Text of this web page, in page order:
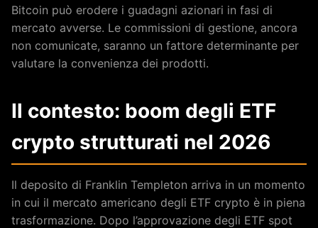
Bitcoin può erodere i guadagni azionari in fasi di
mercato avverse. Le commissioni di gestione, ancora
non comunicate, saranno un fattore determinante per
valutare la convenienza dei prodotti.
Il contesto: boom degli ETF
crypto strutturati nel 2026
Il deposito di Franklin Templeton arriva in un momento
in cui il mercato americano degli ETF crypto è in piena
trasformazione. Dopo l’approvazione degli ETF spot